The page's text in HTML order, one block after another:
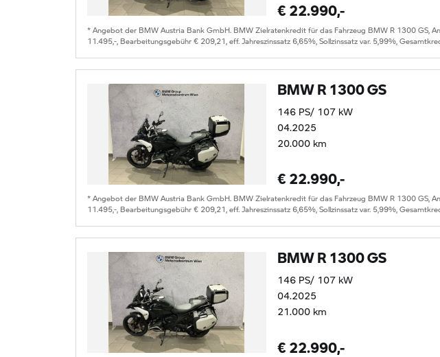
€ 22.990,-
* Angebot der BMW Austria Bank GmbH. BMW Zielratenkredit für das Fahrzeug BMW R 1300 GS,
11.495,-, Bearbeitungsgebühr € 209,21, eff. Jahreszinssatz 6,65%, Sollzinssatz var. 5,99%,
BMW R 1300 GS
146 PS/ 107 kW
04.2025
20.000 km
€ 22.990,-
* Angebot der BMW Austria Bank GmbH. BMW Zielratenkredit für das Fahrzeug BMW R 1300 GS,
11.495,-, Bearbeitungsgebühr € 209,21, eff. Jahreszinssatz 6,65%, Sollzinssatz var. 5,99%,
BMW R 1300 GS
146 PS/ 107 kW
04.2025
21.000 km
€ 22.990,-